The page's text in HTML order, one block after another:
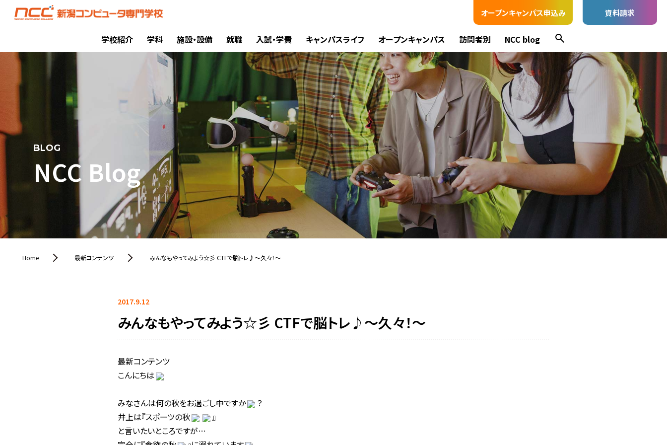
オープンキャンパス申込み 資料請求
学校紹介 学科 施設・設備 就職 入試・学費 キャンパスライフ オープンキャンパス 訪問者別 NCC blog
BLOG
NCC Blog
Home 最新コンテンツ みんなもやってみよう☆彡 CTFで脳トレ♪～久々！～
2017.9.12
みんなもやってみよう☆彡 CTFで脳トレ♪～久々！～
最新コンテンツ
こんにちは
みなさんは何の秋をお過ごし中ですか
？
井上は『スポーツの秋
』
と言いたいところですが…